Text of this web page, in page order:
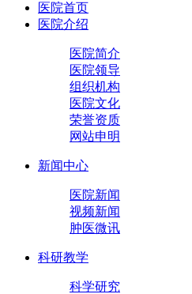
医院首页
医院介绍
医院简介
医院领导
组织机构
医院文化
荣誉资质
网站申明
新闻中心
医院新闻
视频新闻
肿医微讯
科研教学
科学研究